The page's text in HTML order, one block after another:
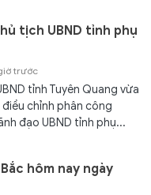
tịch UBND tỉnh phụ
trước
tỉnh Tuyên Quang vừa
chỉnh phân công
đạo UBND tỉnh phụ...
hôm nay ngày